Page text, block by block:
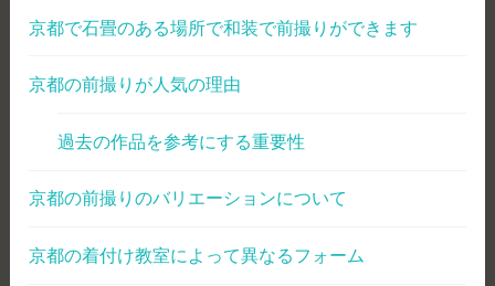
京都で石畳のある場所で和装で前撮りができます
京都の前撮りが人気の理由
過去の作品を参考にする重要性
京都の前撮りのバリエーションについて
京都の着付け教室によって異なるフォーム